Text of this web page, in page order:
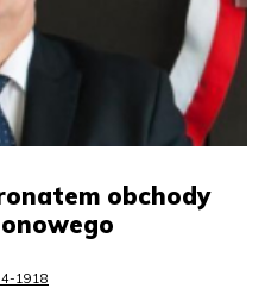
obchody
1918